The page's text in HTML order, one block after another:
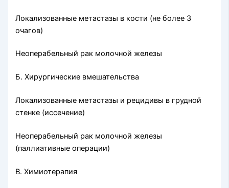
Локализованные метастазы в кости (не более 3
очагов)
Неоперабельный рак молочной железы
Б. Хирургические вмешательства
Локализованные метастазы и рецидивы в грудной
стенке (ис­сечение)
Неоперабельный рак молочной железы
(паллиативные опе­рации)
В. Химиотерапия